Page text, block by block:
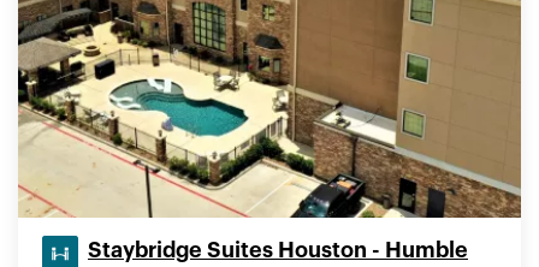
Staybridge Suites Houston - Humble